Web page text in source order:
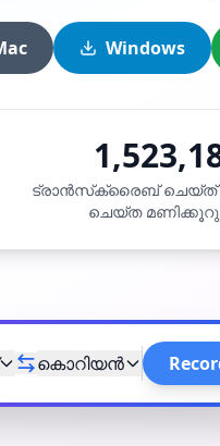
Windows
ട്രാൻസ്‌ക്രൈബ് ചെയ്ത്
ചെയ്ത
കൊറിയൻ